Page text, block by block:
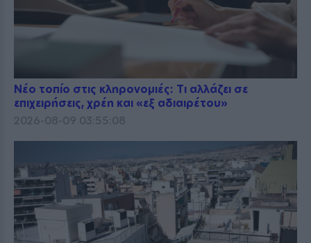
Νέο τοπίο στις κληρονομιές: Τι αλλάζει σε
επιχειρήσεις, χρέη και «εξ αδιαιρέτου»
2026-08-09 03:55:08